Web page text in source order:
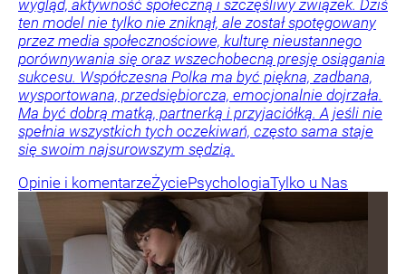
wygląd, aktywność społeczną i szczęśliwy związek. Dziś
ten model nie tylko nie zniknął, ale został spotęgowany
przez media społecznościowe, kulturę nieustannego
porównywania się oraz wszechobecną presję osiągania
sukcesu. Współczesna Polka ma być piękna, zadbana,
wysportowana, przedsiębiorcza, emocjonalnie dojrzała.
Ma być dobrą matką, partnerką i przyjaciółką. A jeśli nie
spełnia wszystkich tych oczekiwań, często sama staje
się swoim najsurowszym sędzią.
Opinie i komentarzeŻyciePsychologiaTylko u Nas